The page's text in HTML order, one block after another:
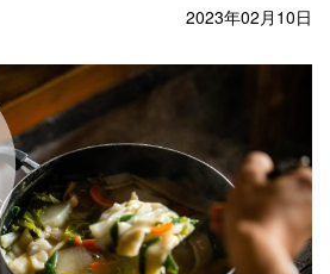
2023年02月10日